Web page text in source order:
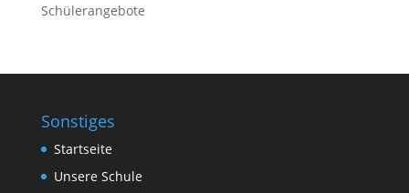
Schülerangebote
Sonstiges
Startseite
Unsere Schule